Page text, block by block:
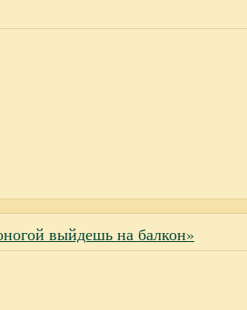
выйдешь на балкон»